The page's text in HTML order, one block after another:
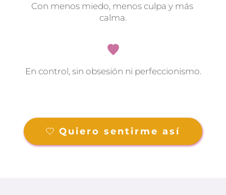
Con menos miedo, menos culpa y más
calma.
En control, sin obsesión ni perfeccionismo.
Quiero sentirme así